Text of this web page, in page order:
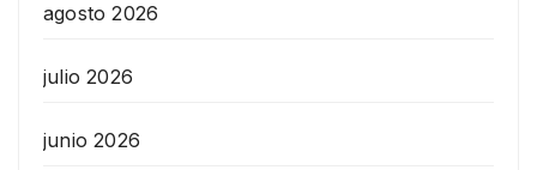
agosto 2026
julio 2026
junio 2026